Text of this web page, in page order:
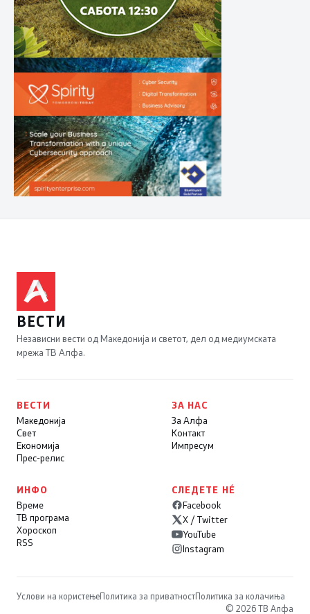
ВЕСТИ
Независни вести од Македонија и светот, дел од медиумската
мрежа ТВ Алфа.
ВЕСТИ
Македонија
Свет
Економија
Прес-релис
ЗА НАС
За Алфа
Контакт
Импресум
ИНФО
Време
ТВ програма
Хороскоп
RSS
СЛЕДЕТЕ НÉ
Facebook
X / Twitter
YouTube
Instagram
Услови на користењеПолитика за приватностПолитика за колачиња
© 2026 ТВ Алфа